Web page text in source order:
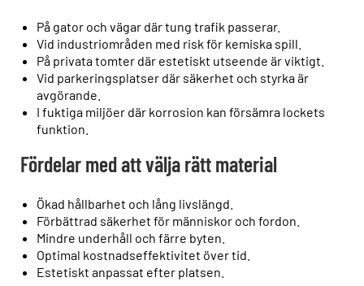
På gator och vägar där tung trafik passerar.
Vid industriområden med risk för kemiska spill.
På privata tomter där estetiskt utseende är viktigt.
Vid parkeringsplatser där säkerhet och styrka är
avgörande.
I fuktiga miljöer där korrosion kan försämra lockets
funktion.
Fördelar med att välja rätt material
Ökad hållbarhet och lång livslängd.
Förbättrad säkerhet för människor och fordon.
Mindre underhåll och färre byten.
Optimal kostnadseffektivitet över tid.
Estetiskt anpassat efter platsen.